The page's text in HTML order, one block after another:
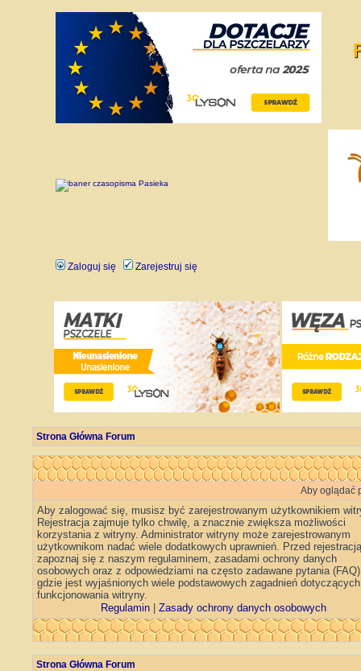
Zaloguj się Zarejestruj się
Strona Główna Forum
Aby oglądać
Aby zalogować się, musisz być zarejestrowanym użytkownikiem
Rejestracja zajmuje tylko chwilę, a znacznie zwiększa możliwości
korzystania z witryny. Administrator witryny może zarejestrowanym
użytkownikom nadać wiele dodatkowych uprawnień. Przed rejestracją
zapoznaj się z naszym regulaminem, zasadami ochrony danych
osobowych oraz z odpowiedziami na często zadawane pytania
gdzie jest wyjaśnionych wiele podstawowych zagadnień dotyczących
funkcjonowania witryny.
Regulamin
Zasady ochrony danych osobowych
Strona Główna Forum